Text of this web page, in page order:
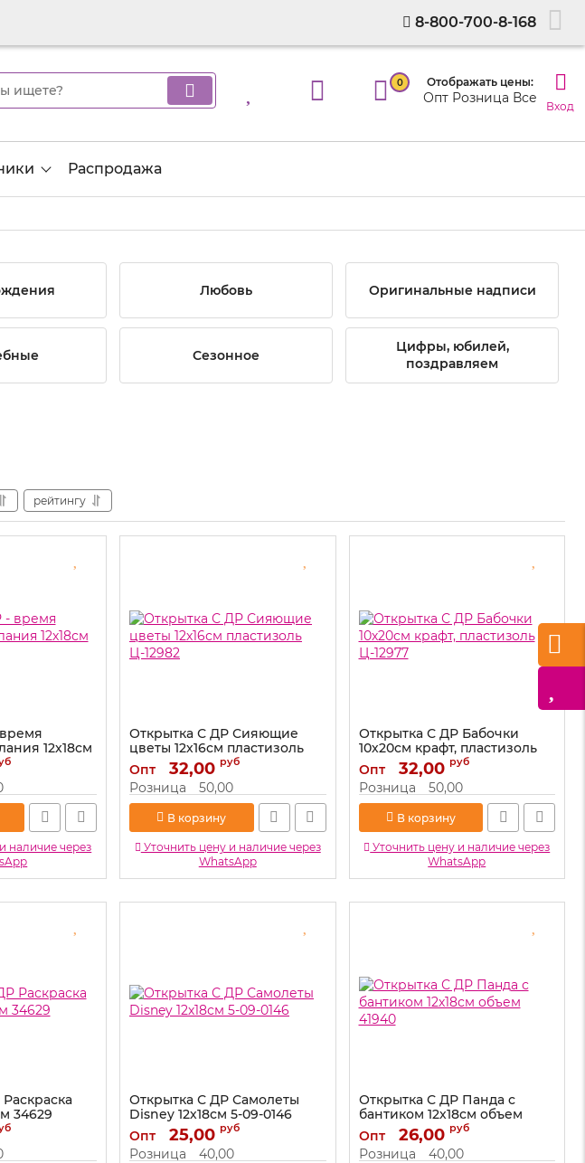
8-800-700-8-168
0 Отображать цены:
Опт Розница Все Вход
Распродажа
Любовь Оригинальные надписи
Сезонное
Цифры, юбилей,
поздравляем
рейтингу
12х18см
наличие через
Открытка С ДР Сияющие
цветы 12х16см пластизоль
Ц-12982
Артикул: Ц-12982
Опт 32,00 руб
Розница 50,00
В корзину
Уточнить цену и наличие через
WhatsApp
Открытка С ДР Бабочки
10х20см крафт, пластизоль
Ц-12977
Артикул: Ц-12977
Опт 32,00 руб
Розница 50,00
В корзину
Уточнить цену и наличие через
WhatsApp
34629
Открытка С ДР Самолеты
Disney 12х18см 5-09-0146
Артикул: 5-09-0146
Опт 25,00 руб
Розница 40,00
Открытка С ДР Панда с
бантиком 12х18см объем
41940
Артикул: 41940
Опт 26,00 руб
Розница 40,00